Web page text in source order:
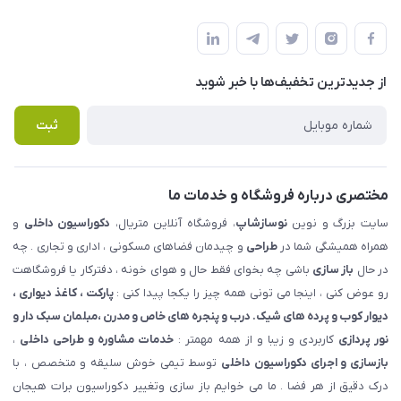
املاک مدنی - نوساز شاپ
لیست محصولات
درباره ما
قوانین و مقررات
حریم خصوصی
راهنما
پرسش های متداول
از جدید‌ترین تخفیف‌ها با‌ خبر شوید
ثبت
مختصری درباره فروشگاه و خدمات ما
سایت بزرگ و نویننوسازشاپ، فروشگاه آنلاین متریال، دکوراسیون داخلی و
همراه همیشگی شما درطراحی و چیدمان فضاهای مسکونی ، اداری و تجاری . چه
در حال باز سازی باشی چه بخوای فقط حال و هوای خونه ، دفترکار یا فروشگاهت
رو عوض کنی ، اینجا می تونی همه چیز را یکجا پیدا کنی :پارکت ، کاغذ دیواری ،
دیوار کوب و پرده های شیک. درب و پنجره های خاص و مدرن ،مبلمان سبک دار و
نور پردازی کاربردی و زیبا و از همه مهمتر : خدمات مشاوره و طراحی داخلی ،
بازسازی و اجرای دکوراسیون داخلی توسط تیمی خوش سلیقه و متخصص ، با
درک دقیق از هر فضا . ما می خوایم باز سازی وتغییر دکوراسیون برات هیجان